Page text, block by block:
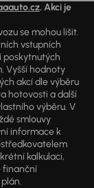
. Akci je
se mohou lišit.
vstupních
poskytnutých
Vyšší hodnoty
akcí dle výběru
hotovosti a další
výběru. V
smlouvy
informace k
kalkulaci,
finanční